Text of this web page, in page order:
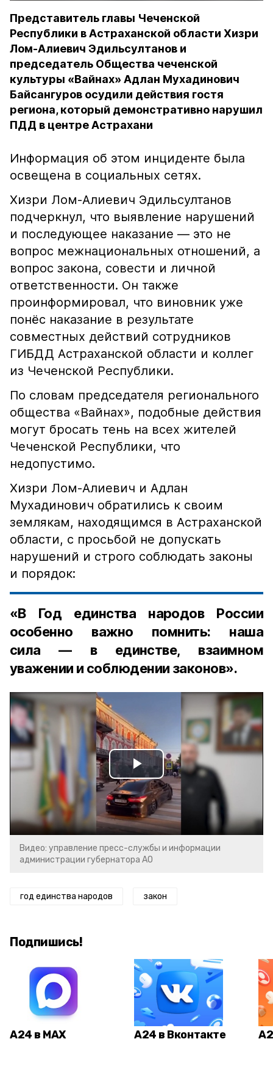
Представитель главы Чеченской
Республики в Астраханской области Хизри
Лом-Алиевич Эдильсултанов и
председатель Общества чеченской
культуры «Вайнах» Адлан Мухадинович
Байсангуров осудили действия гостя
региона, который демонстративно нарушил
ПДД в центре Астрахани
Информация об этом инциденте была
освещена в социальных сетях.
Хизри Лом-Алиевич Эдильсултанов
подчеркнул, что выявление нарушений
и последующее наказание — это не
вопрос межнациональных отношений, а
вопрос закона, совести и личной
ответственности. Он также
проинформировал, что виновник уже
понёс наказание в результате
совместных действий сотрудников
ГИБДД Астраханской области и коллег
из Чеченской Республики.
По словам председателя регионального
общества «Вайнах», подобные действия
могут бросать тень на всех жителей
Чеченской Республики, что
недопустимо.
Хизри Лом-Алиевич и Адлан
Мухадинович обратились к своим
землякам, находящимся в Астраханской
области, с просьбой не допускать
нарушений и строго соблюдать законы
и порядок:
«В Год единства народов России
особенно важно помнить: наша
сила — в единстве, взаимном
уважении и соблюдении законов».
Play
Video
Видео: управление пресс-службы и информации
администрации губернатора АО
год единства народов закон
Подпишись!
А24 в MAX А24 в Вконтакте